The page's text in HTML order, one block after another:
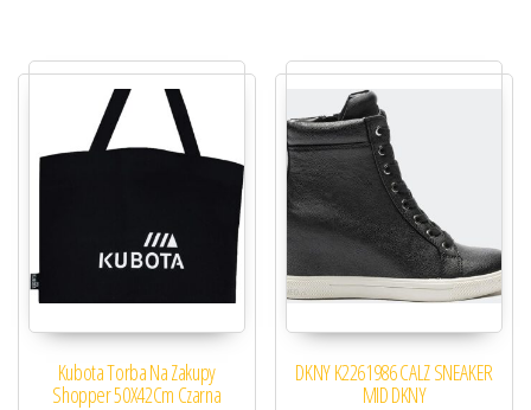
Kubota Torba Na Zakupy
Shopper 50X42Cm Czarna
DKNY K2261986 CALZ SNEAKER
MID DKNY